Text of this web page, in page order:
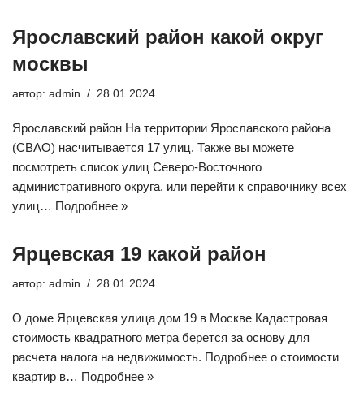
Ярославский район какой округ
москвы
автор: admin 28.01.2024
Ярославский район На территории Ярославского района
(СВАО) насчитывается 17 улиц. Также вы можете
посмотреть список улиц Северо-Восточного
административного округа, или перейти к справочнику всех
улиц… Подробнее »
Ярцевская 19 какой район
автор: admin 28.01.2024
О доме Ярцевская улица дом 19 в Москве Кадастровая
стоимость квадратного метра берется за основу для
расчета налога на недвижимость. Подробнее о стоимости
квартир в… Подробнее »